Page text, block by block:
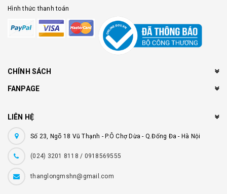
Hình thức thanh toán
CHÍNH SÁCH
FANPAGE
LIÊN HỆ
Số 23, Ngõ 18 Vũ Thạnh - P.Ô Chợ Dừa - Q.Đống Đa - Hà Nội
(024) 3201 8118 / 0918569555
thanglongmshn@gmail.com